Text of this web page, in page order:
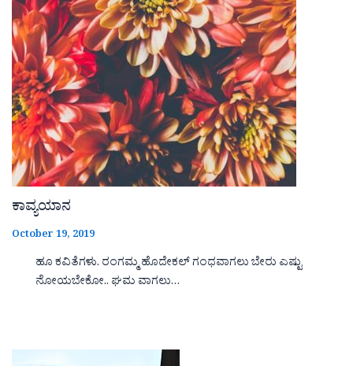
ಕಾವ್ಯಯಾನ
October 19, 2019
ಹೂ ಕವಿತೆಗಳು. ರಂಗಮ್ಮ ಹೊದೇಕಲ್ ಗಂಧವಾಗಲು ಬೇರು ಎಷ್ಟು
ನೋಯಬೇಕೋ.. ಘಮ ವಾಗಲು…